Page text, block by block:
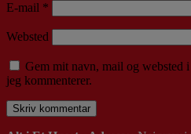
E-mail *
Websted
Gem mit navn, mail og websted
jeg kommenterer.